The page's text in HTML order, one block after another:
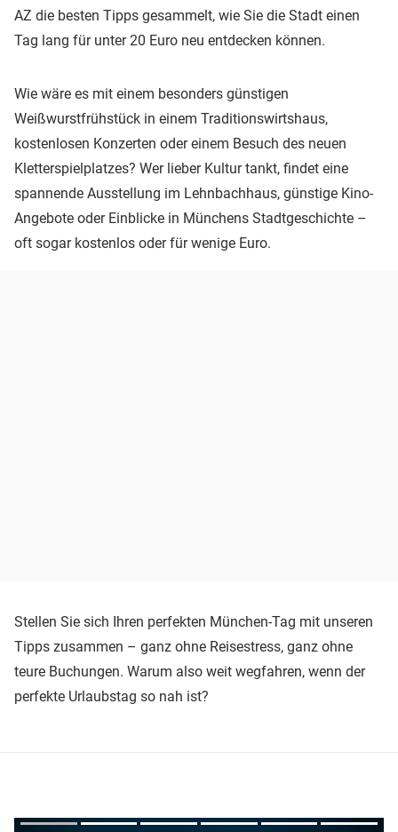
AZ die besten Tipps gesammelt, wie Sie die Stadt einen
Tag lang für unter 20 Euro neu entdecken können.
Wie wäre es mit einem besonders günstigen
Weißwurstfrühstück in einem Traditionswirtshaus,
kostenlosen Konzerten oder einem Besuch des neuen
Kletterspielplatzes? Wer lieber Kultur tankt, findet eine
spannende Ausstellung im Lehnbachhaus, günstige Kino-
Angebote oder Einblicke in Münchens Stadtgeschichte –
oft sogar kostenlos oder für wenige Euro.
Stellen Sie sich Ihren perfekten München-Tag mit unseren
Tipps zusammen – ganz ohne Reisestress, ganz ohne
teure Buchungen. Warum also weit wegfahren, wenn der
perfekte Urlaubstag so nah ist?